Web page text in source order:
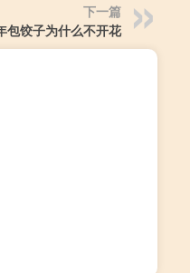
下一篇
包饺子为什么不开花